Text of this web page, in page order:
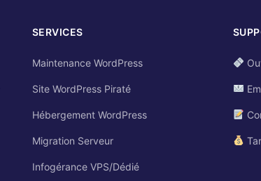
SERVICES
Maintenance WordPress
Site WordPress Piraté
Hébergement WordPress
Migration Serveur
Infogérance VPS/Dédié